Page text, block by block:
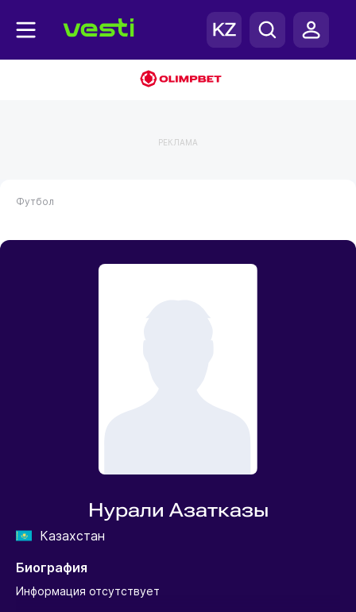
РЕКЛАМА
Футбол
Нурали Азатказы
Казахстан
Биография
Информация отсутствует